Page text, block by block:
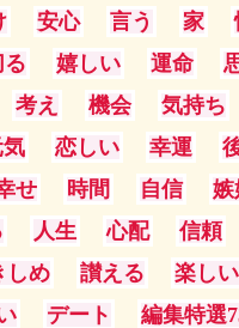
安心 言う 家
嬉しい 運命
考え 機会 気持ち
気 恋しい 幸運
せ 時間 自信 嫉
人生 心配 信頼
しめ 讃える 楽しい
デート
編集特選